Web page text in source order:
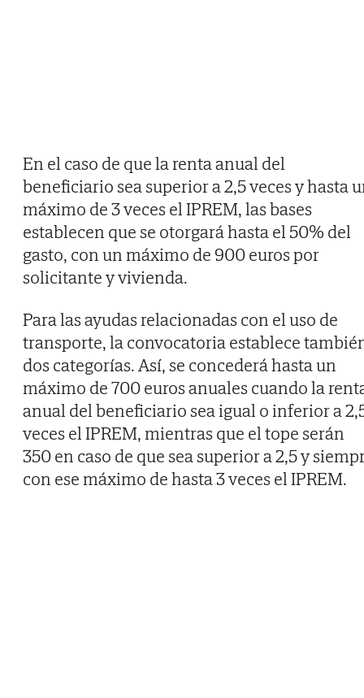
En el caso de que la renta anual del
beneficiario sea superior a 2,5 veces y hasta
máximo de 3 veces el IPREM, las bases
establecen que se otorgará hasta el 50% del
gasto, con un máximo de 900 euros por
solicitante y vivienda.
Para las ayudas relacionadas con el uso de
transporte, la convocatoria establece
dos categorías. Así, se concederá hasta un
máximo de 700 euros anuales cuando la
anual del beneficiario sea igual o inferior a
veces el IPREM, mientras que el tope serán
350 en caso de que sea superior a 2,5 y
con ese máximo de hasta 3 veces el IPREM.